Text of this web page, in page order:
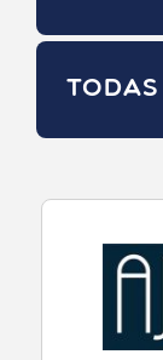
TODAS